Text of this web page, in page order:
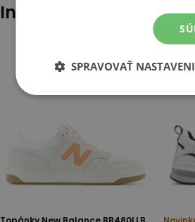
Iní klienti tiež pozerali
SPRAVOVAŤ